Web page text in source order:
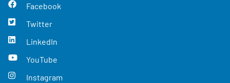
Facebook
Twitter
LinkedIn
YouTube
Instagram